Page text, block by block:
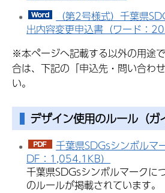
（第2号様式）千葉県
出内容変更申込書（ワード：
※本ページへ記載する以外の用途
合は、下記の「申込先・問い合わ
い。
デザイン使用のルール（ガ
千葉県SDGsシンボルマ
DF：1,054.1KB）
千葉県SDGsシンボルマークに
のルールが掲載されています。